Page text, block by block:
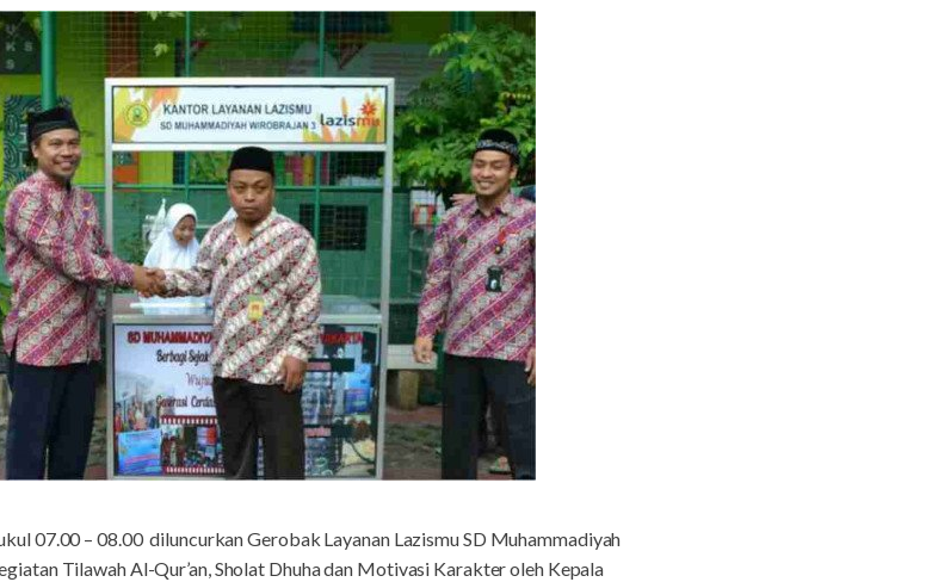
07.00 – 08.00 diluncurkan Gerobak Layanan Lazismu SD Muhammadiyah
Tilawah Al-Qur’an, Sholat Dhuha dan Motivasi Karakter oleh Kepala